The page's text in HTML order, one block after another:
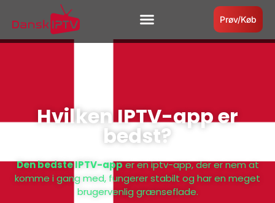
Prøv/Køb
Hvilken IPTV-app er
bedst?
Den bedste IPTV-apper en iptv-app, der er nem at
komme i gang med, fungerer stabilt og har en meget
brugervenlig grænseflade.